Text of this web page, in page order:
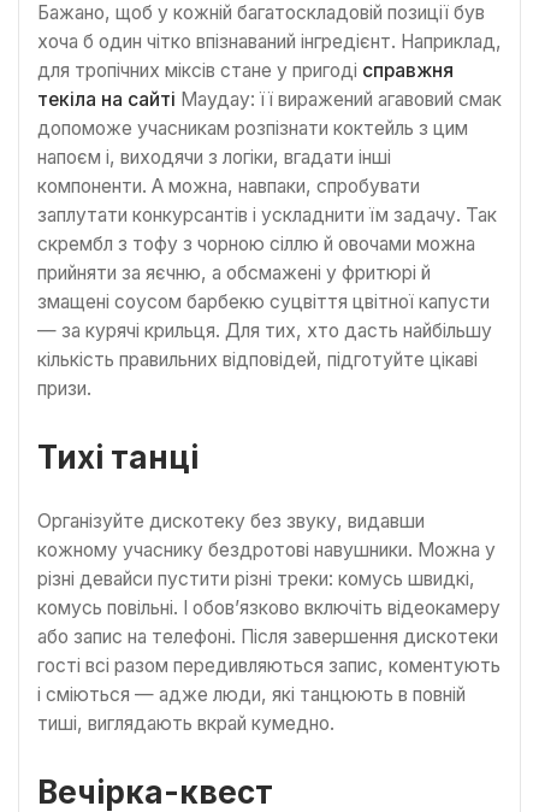
Бажано, щоб у кожній багатоскладовій позиції був
хоча б один чітко впізнаваний інгредієнт. Наприклад,
для тропічних міксів стане у пригоді справжня
текіла на сайті Маудау: її виражений агавовий смак
допоможе учасникам розпізнати коктейль з цим
напоєм і, виходячи з логіки, вгадати інші
компоненти. А можна, навпаки, спробувати
заплутати конкурсантів і ускладнити їм задачу. Так
скрембл з тофу з чорною сіллю й овочами можна
прийняти за яєчню, а обсмажені у фритюрі й
змащені соусом барбекю суцвіття цвітної капусти
— за курячі крильця. Для тих, хто дасть найбільшу
кількість правильних відповідей, підготуйте цікаві
призи.
Тихі танці
Організуйте дискотеку без звуку, видавши
кожному учаснику бездротові навушники. Можна у
різні девайси пустити різні треки: комусь швидкі,
комусь повільні. І обов’язково включіть відеокамеру
або запис на телефоні. Після завершення дискотеки
гості всі разом передивляються запис, коментують
і сміються — адже люди, які танцюють в повній
тиші, виглядають вкрай кумедно.
Вечірка-квест